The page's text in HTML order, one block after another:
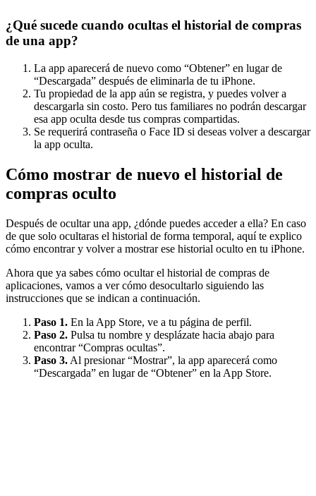
¿Qué sucede cuando ocultas el historial de compras
de una app?
La app aparecerá de nuevo como “Obtener” en lugar de
“Descargada” después de eliminarla de tu iPhone.
Tu propiedad de la app aún se registra, y puedes volver a
descargarla sin costo. Pero tus familiares no podrán descargar
esa app oculta desde tus compras compartidas.
Se requerirá contraseña o Face ID si deseas volver a descargar
la app oculta.
Cómo mostrar de nuevo el historial de
compras oculto
Después de ocultar una app, ¿dónde puedes acceder a ella? En caso
de que solo ocultaras el historial de forma temporal, aquí te explico
cómo encontrar y volver a mostrar ese historial oculto en tu iPhone.
Ahora que ya sabes cómo ocultar el historial de compras de
aplicaciones, vamos a ver cómo desocultarlo siguiendo las
instrucciones que se indican a continuación.
Paso 1. En la App Store, ve a tu página de perfil.
Paso 2. Pulsa tu nombre y desplázate hacia abajo para
encontrar “Compras ocultas”.
Paso 3. Al presionar “Mostrar”, la app aparecerá como
“Descargada” en lugar de “Obtener” en la App Store.